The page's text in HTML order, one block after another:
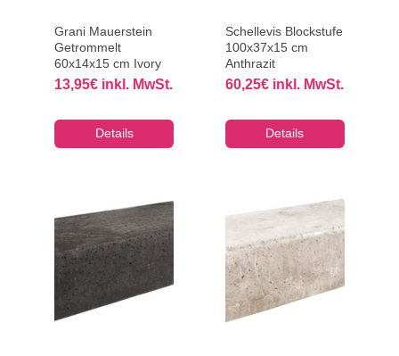
Grani Mauerstein
Getrommelt
60x14x15 cm Ivory
13,95€ inkl. MwSt.
Details
Schellevis Blockstufe
100x37x15 cm
Anthrazit
60,25€ inkl. MwSt.
Details